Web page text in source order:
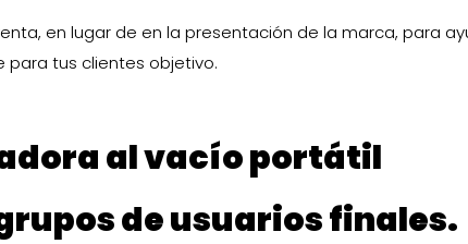
en lugar de en la presentación de la marca, para
para tus clientes objetivo.
al vacío portátil
de usuarios finales.